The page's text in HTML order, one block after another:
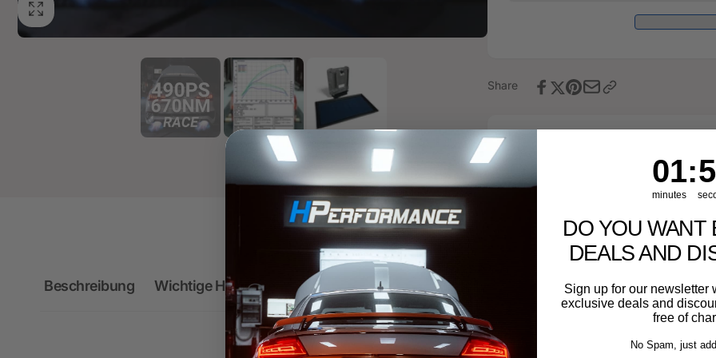
8Y
RS3
Share
Beschreibung Wichtige Hinweise
1
01
minutes
: 55
DO YOU WANT
DEALS AND
Sign up for our newsletter
exclusive deals and
free of
No Spam, just